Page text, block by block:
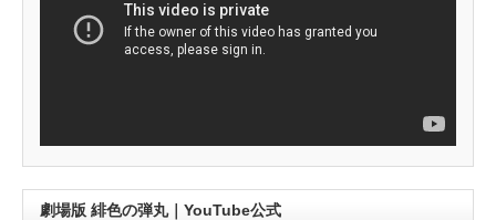
劇場版 緋色の弾丸｜YouTube公式